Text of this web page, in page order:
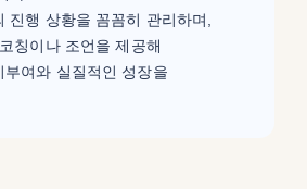
진행 상황을 꼼꼼히 관리하며,
칭이나 조언을 제공해
부여와 실질적인 성장을